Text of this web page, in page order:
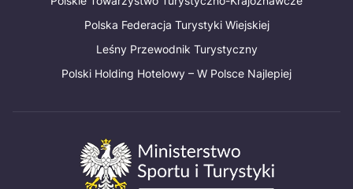
Polska Federacja Turystyki Wiejskiej
Leśny Przewodnik Turystyczny
Polski Holding Hotelowy – W Polsce Najlepiej